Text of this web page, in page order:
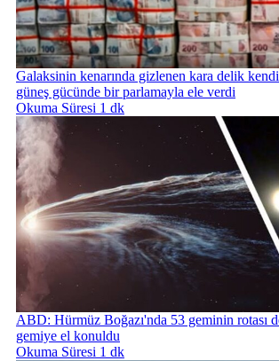
Galaksinin kenarında gizlenen kara delik
güneş gücünde bir parlamayla ele verdi
Okuma Süresi 1 dk
ABD: Hürmüz Boğazı'nda 53 geminin rotası
gemiye el konuldu
Okuma Süresi 1 dk